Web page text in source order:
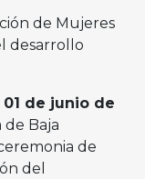
de Mujeres
desarrollo
de junio de
de Baja
de
del